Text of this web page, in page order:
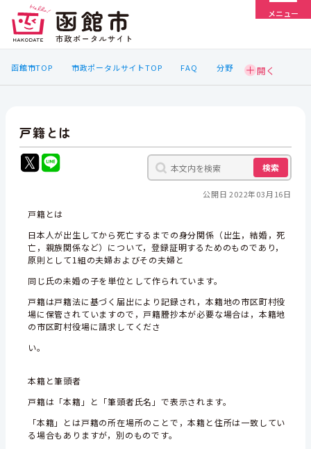
メニュー
函館市TOP 市政ポータルサイトTOP FAQ 分野
戸籍とは
検索
公開日 2022年03月16日
戸籍とは
日本人が出生してから死亡するまでの身分関係（出生，結婚，死
亡，親族関係など）について，登録証明するためのものであり，
原則として1組の夫婦およびその夫婦と
同じ氏の未婚の子を単位として作られています。
戸籍は戸籍法に基づく届出により記録され，本籍地の市区町村役
場に保管されていますので，戸籍謄抄本が必要な場合は，本籍地
の市区町村役場に請求してくださ
い。
本籍と筆頭者
戸籍は「本籍」と「筆頭者氏名」で表示されます。
「本籍」とは戸籍の所在場所のことで，本籍と住所は一致してい
る場合もありますが，別のものです。